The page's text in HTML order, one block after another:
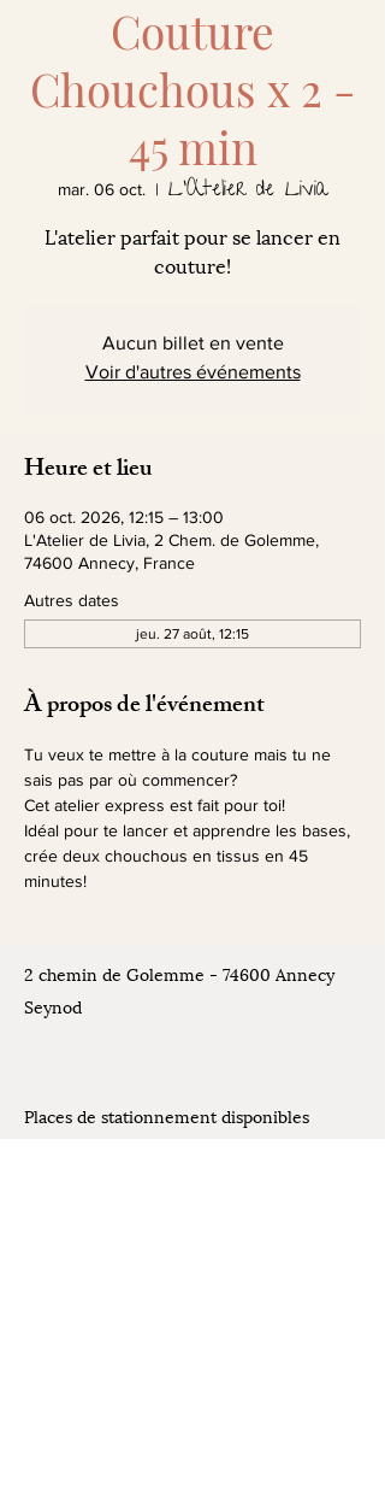
Couture
Chouchous x 2 -
45 min
mar. 06 oct.
  |
L'Atelier de Livia
L'atelier parfait pour se lancer en
couture!
Aucun billet en vente
Voir d'autres événements
Heure et lieu
06 oct. 2026, 12:15 – 13:00
L'Atelier de Livia, 2 Chem. de Golemme,
74600 Annecy, France
Autres dates
jeu. 27 août, 12:15
À propos de l'événement
Tu veux te mettre à la couture mais tu ne
sais pas par où commencer?
Cet atelier express est fait pour toi!
Idéal pour te lancer et apprendre les bases,
crée deux chouchous en tissus en 45
minutes!
2 chemin de Golemme - 74600 Annecy
Seynod
Places de stationnement disponibles